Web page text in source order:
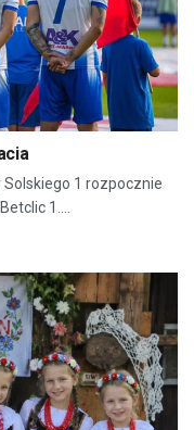
1 rozpocznie
1....